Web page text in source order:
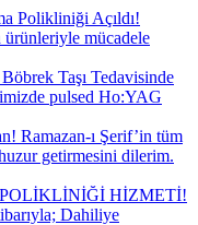
Polikliniği Açıldı!
ürünleriyle mücadele
Taşı Tedavisinde
pulsed Ho:YAG
Ramazan-ı Şerif’in tüm
getirmesini dilerim.
HİZMETİ!
Dahiliye